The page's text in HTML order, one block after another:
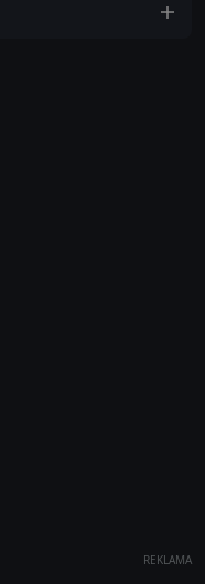
REKLAMA